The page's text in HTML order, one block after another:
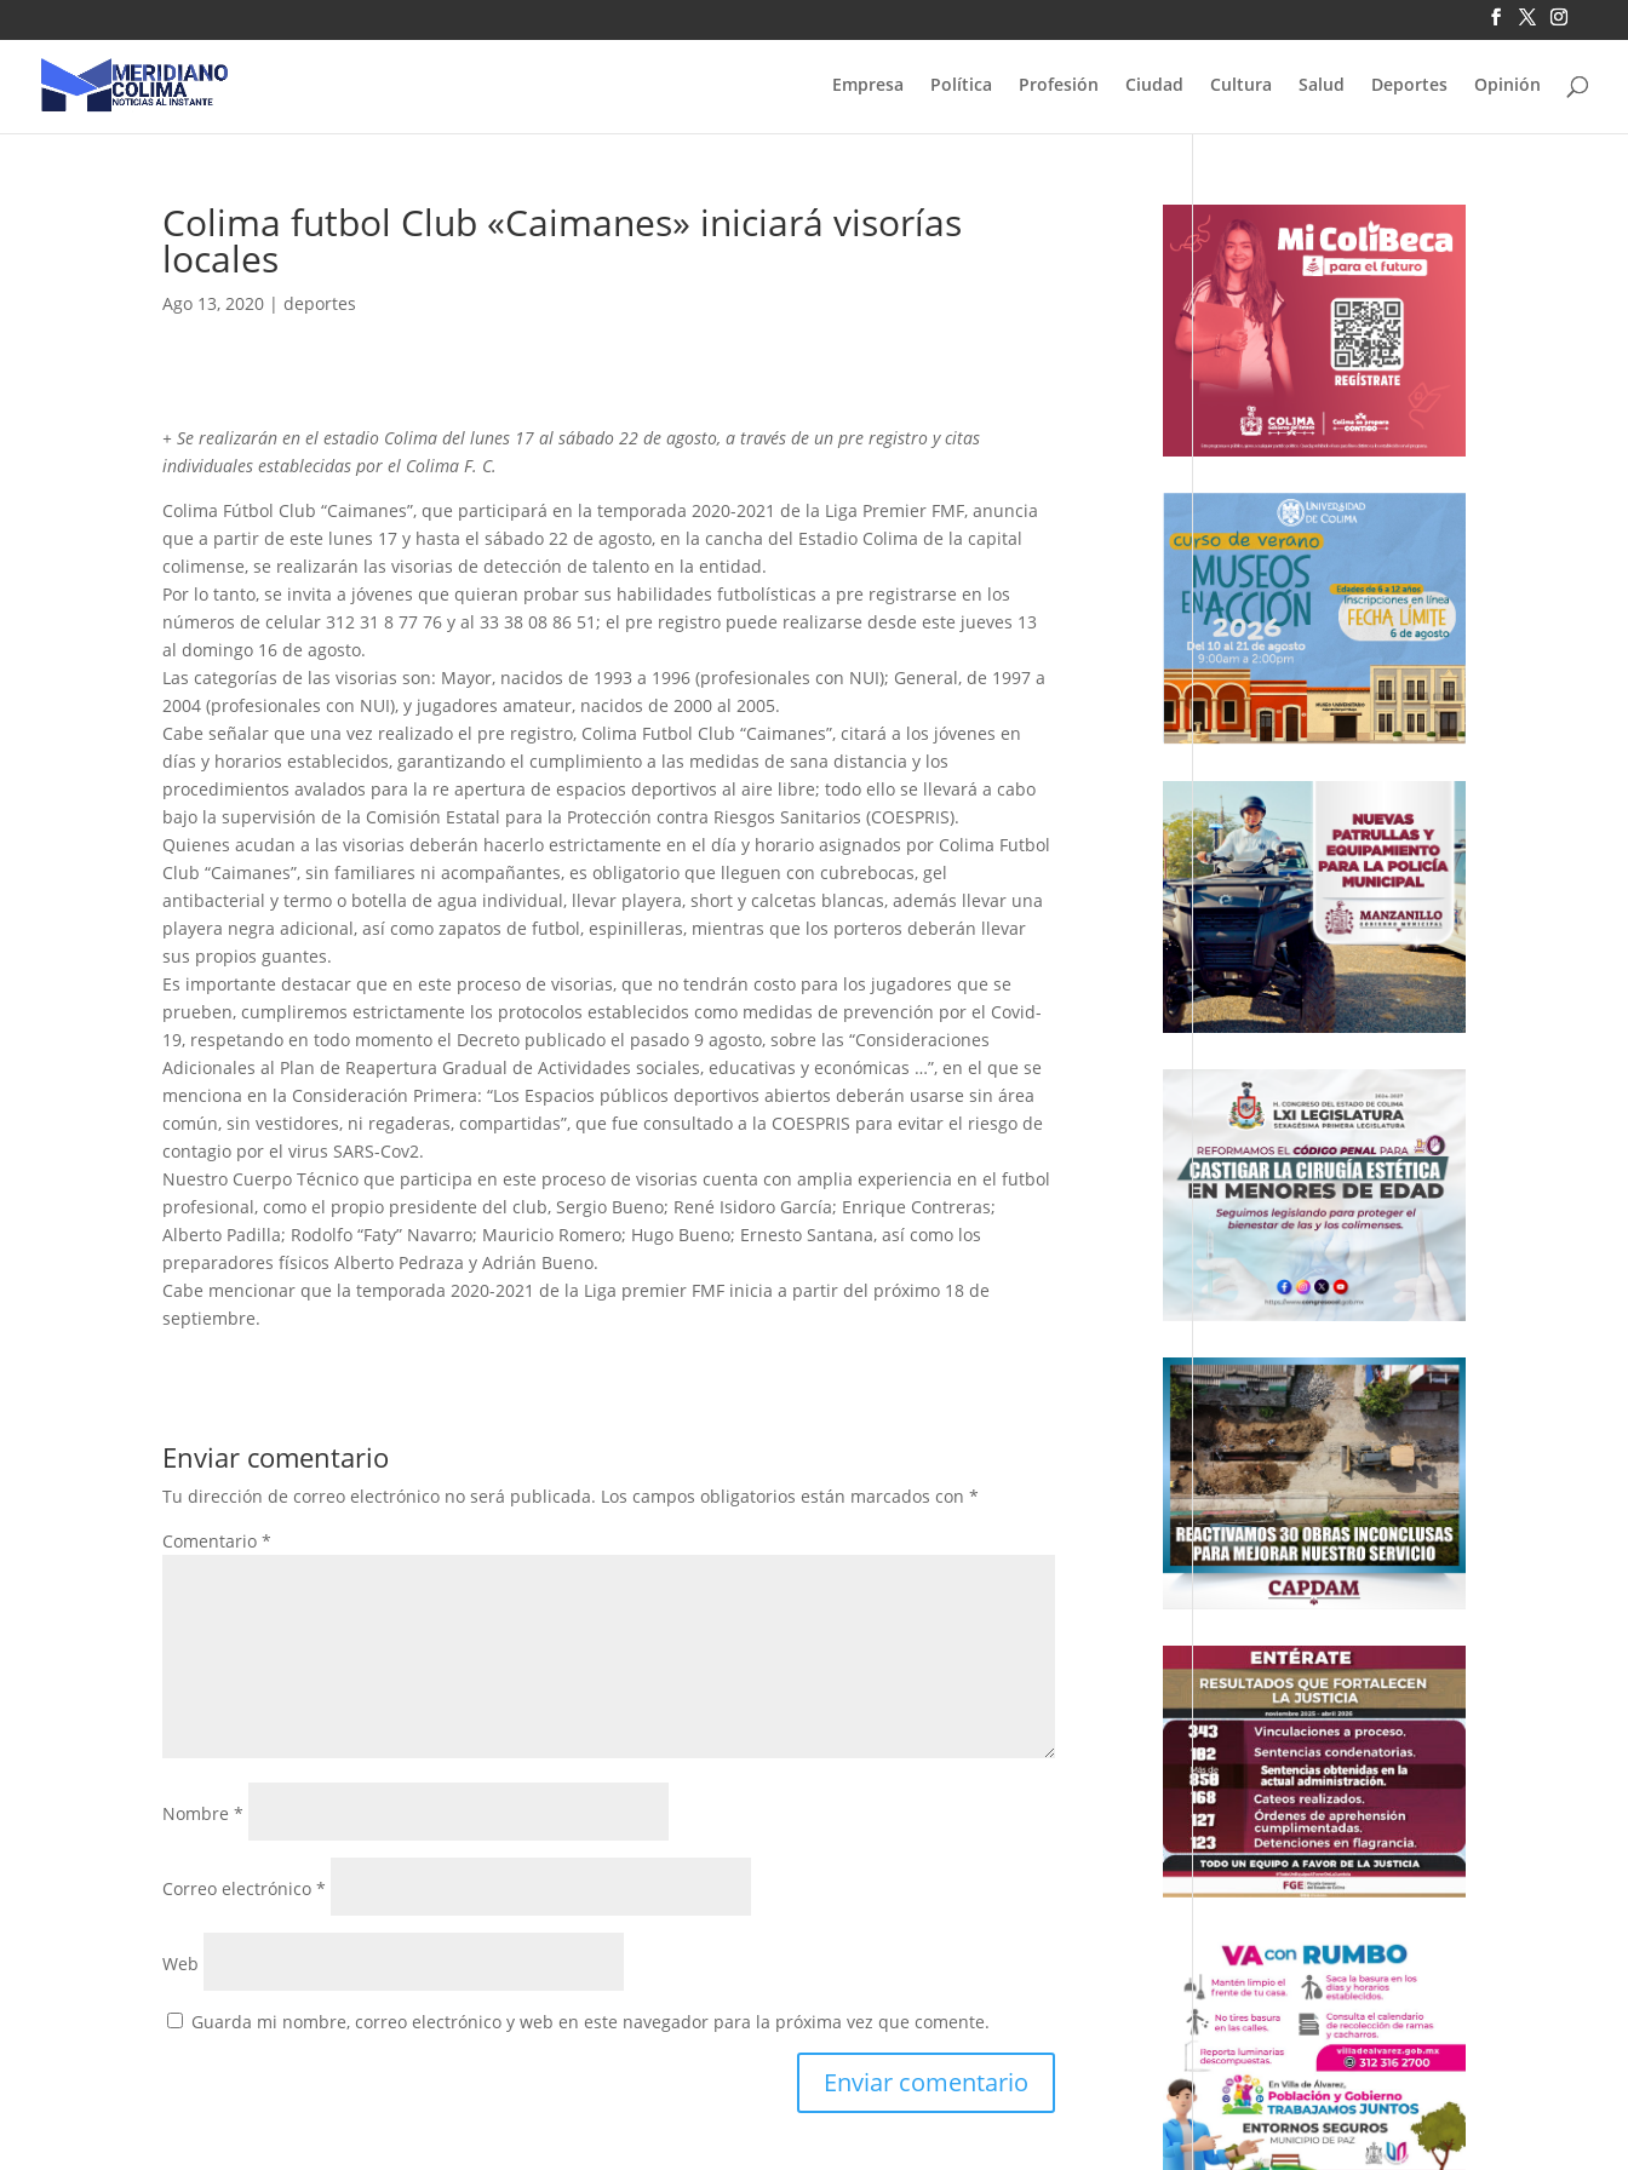
Empresa Política Profesión Ciudad Cultura Salud Deportes Opinión
Colima futbol Club «Caimanes» iniciará visorías
locales
Ago 13, 2020 |deportes
+ Se realizarán en el estadio Colima del lunes 17 al sábado 22 de agosto, a través de un pre registro y citas
individuales establecidas por el Colima F. C.
Colima Fútbol Club “Caimanes”, que participará en la temporada 2020-2021 de la Liga Premier FMF, anuncia
que a partir de este lunes 17 y hasta el sábado 22 de agosto, en la cancha del Estadio Colima de la capital
colimense, se realizarán las visorias de detección de talento en la entidad.
Por lo tanto, se invita a jóvenes que quieran probar sus habilidades futbolísticas a pre registrarse en los
números de celular 312 31 8 77 76 y al 33 38 08 86 51; el pre registro puede realizarse desde este jueves 13
al domingo 16 de agosto.
Las categorías de las visorias son: Mayor, nacidos de 1993 a 1996 (profesionales con NUI); General, de 1997 a
2004 (profesionales con NUI), y jugadores amateur, nacidos de 2000 al 2005.
Cabe señalar que una vez realizado el pre registro, Colima Futbol Club “Caimanes”, citará a los jóvenes en
días y horarios establecidos, garantizando el cumplimiento a las medidas de sana distancia y los
procedimientos avalados para la re apertura de espacios deportivos al aire libre; todo ello se llevará a cabo
bajo la supervisión de la Comisión Estatal para la Protección contra Riesgos Sanitarios (COESPRIS).
Quienes acudan a las visorias deberán hacerlo estrictamente en el día y horario asignados por Colima Futbol
Club “Caimanes”, sin familiares ni acompañantes, es obligatorio que lleguen con cubrebocas, gel
antibacterial y termo o botella de agua individual, llevar playera, short y calcetas blancas, además llevar una
playera negra adicional, así como zapatos de futbol, espinilleras, mientras que los porteros deberán llevar
sus propios guantes.
Es importante destacar que en este proceso de visorias, que no tendrán costo para los jugadores que se
prueben, cumpliremos estrictamente los protocolos establecidos como medidas de prevención por el Covid-
19, respetando en todo momento el Decreto publicado el pasado 9 agosto, sobre las “Consideraciones
Adicionales al Plan de Reapertura Gradual de Actividades sociales, educativas y económicas …”, en el que se
menciona en la Consideración Primera: “Los Espacios públicos deportivos abiertos deberán usarse sin área
común, sin vestidores, ni regaderas, compartidas”, que fue consultado a la COESPRIS para evitar el riesgo de
contagio por el virus SARS-Cov2.
Nuestro Cuerpo Técnico que participa en este proceso de visorias cuenta con amplia experiencia en el futbol
profesional, como el propio presidente del club, Sergio Bueno; René Isidoro García; Enrique Contreras;
Alberto Padilla; Rodolfo “Faty” Navarro; Mauricio Romero; Hugo Bueno; Ernesto Santana, así como los
preparadores físicos Alberto Pedraza y Adrián Bueno.
Cabe mencionar que la temporada 2020-2021 de la Liga premier FMF inicia a partir del próximo 18 de
septiembre.
Enviar comentario
Tu dirección de correo electrónico no será publicada. Los campos obligatorios están marcados con*
Comentario*
Nombre*
Correo electrónico*
Web
Guarda mi nombre, correo electrónico y web en este navegador para la próxima vez que comente.